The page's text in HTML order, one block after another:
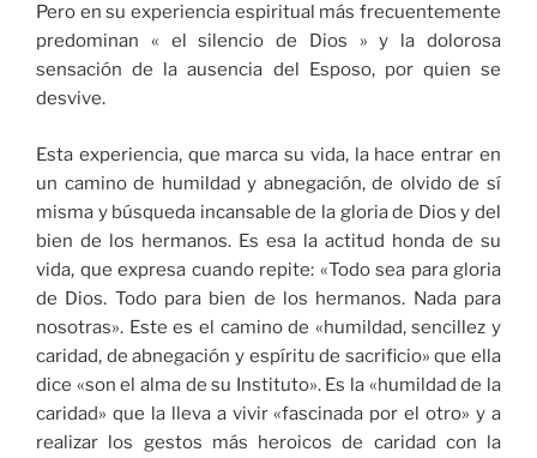
Pero en su experiencia espiritual más frecuentemente
predominan « el silencio de Dios » y la dolorosa
sensación de la ausencia del Esposo, por quien se
desvive.
Esta experiencia, que marca su vida, la hace entrar en
un camino de humildad y abnegación, de olvido de sí
misma y búsqueda incansable de la gloria de Dios y del
bien de los hermanos. Es esa la actitud honda de su
vida, que expresa cuando repite: «Todo sea para gloria
de Dios. Todo para bien de los hermanos. Nada para
nosotras». Este es el camino de «humildad, sencillez y
caridad, de abnegación y espíritu de sacrificio» que ella
dice «son el alma de su Instituto». Es la «humildad de la
caridad» que la lleva a vivir «fascinada por el otro» y a
realizar los gestos más heroicos de caridad con la